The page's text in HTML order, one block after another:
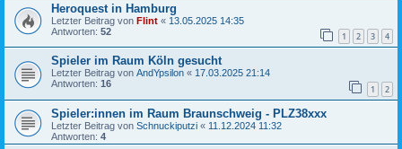
Heroquest in Hamburg
Letzter Beitrag von Flint « 13.05.2025 14:35
Antworten: 52 1 2 3 4
Spieler im Raum Köln gesucht
Letzter Beitrag von AndYpsilon « 17.03.2025 21:14
Antworten: 16 1 2
Spieler:innen im Raum Braunschweig - PLZ38xxx
Letzter Beitrag von Schnuckiputzi « 11.12.2024 11:32
Antworten: 4